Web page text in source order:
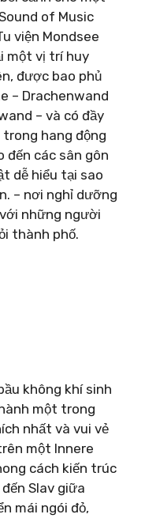
of Music
viện Mondsee
một vị trí huy
được bao phủ
– Drachenwand
– và có đầy
hang động
đến các sân gôn
dễ hiểu tại sao
– nơi nghỉ dưỡng
những người
thành phố.
không khí sinh
một trong
nhất và vui vẻ
một Innere
cách kiến ​​trúc
Slav giữa
mái ngói đỏ,